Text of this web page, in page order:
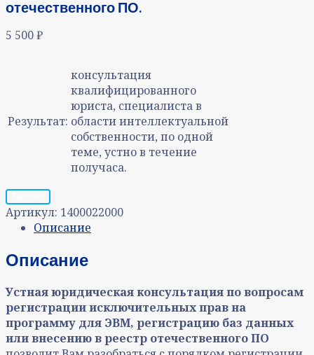
отечественного ПО.
5 500₽
Результат:
консультация
квалифицированного
юриста, специалиста в
области интеллектуальной
собственности, по одной
теме, устно в течение
получаса.
Артикул: 1400022000
Описание
Описание
Устная юридическая консультацияпо вопросам
регистрации исключительных прав на
программу для ЭВМ, регистрацию баз данных
или внесению в реестр отечественного ПО